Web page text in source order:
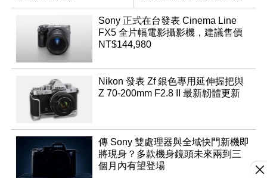
App「Atmos」登場
Sony 正式在台發表 Cinema Line
FX5 全片幅電影攝影機，建議售價
NT$144,980
Nikon 發表 Zf 銀色專用延伸握把與
Z 70-200mm F2.8 II 最新韌體更新
傳 Sony 雙處理器與全域快門新機即
將現身？多款機身鏡頭未來兩到三
個月內有望登場